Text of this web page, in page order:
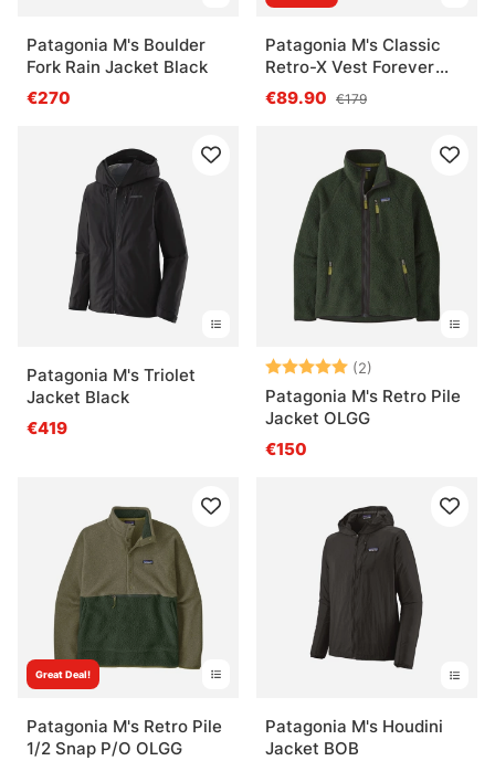
Patagonia M's Boulder
Fork Rain Jacket Black
€270
Patagonia M's Classic
Retro-X Vest Forever
Grey
€89.90 €179
Patagonia M's Triolet
Jacket Black
€419
Note: (2)
Patagonia M's Retro Pile
Jacket OLGG
€150
Great Deal!
Patagonia M's Retro Pile
1/2 Snap P/O OLGG
Patagonia M's Houdini
Jacket BOB